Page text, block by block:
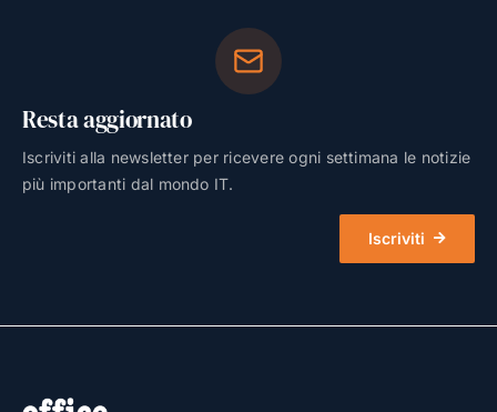
Resta aggiornato
Iscriviti alla newsletter per ricevere ogni settimana le notizie
più importanti dal mondo IT.
Iscriviti